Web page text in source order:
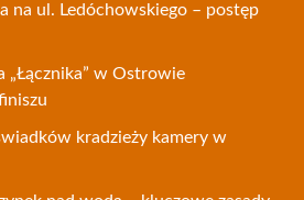
na ul. Ledóchowskiego – postęp
„Łącznika” w Ostrowie
kradzieży kamery w